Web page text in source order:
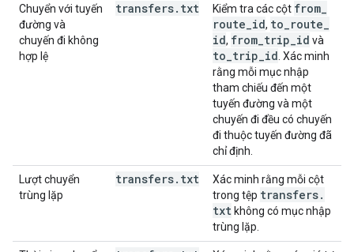
Chuyển với tuyến
đường và
chuyến đi không
hợp lệ
transfers. txt Kiểm tra các cột from
route id, to route
id, from trip id và
to trip id . Xác minh
rằng mỗi mục nhập
tham chiếu đến một
tuyến đường và một
chuyến đi đều có chuyến
đi thuộc tuyến đường đã
chỉ định.
Lượt chuyển
trùng lặp
transfers. txt
Xác minh rằng mỗi cột
trong tệp transfers.
txt không có mục nhập
trùng lặp.